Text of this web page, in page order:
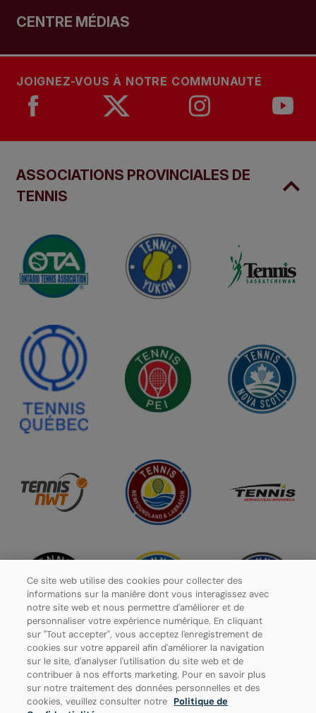
CENTRE MÉDIAS
JOIGNEZ-VOUS À NOTRE COMMUNAUTÉ
ASSOCIATIONS PROVINCIALES DE
TENNIS
Politique de confidentialité
Paramètres des cookies
Ce site web utilise des cookies pour collecter des
informations sur la manière dont vous interagissez avec
notre site web et nous permettre d'améliorer et de
personnaliser votre expérience numérique. En cliquant
sur "Tout accepter", vous acceptez l'enregistrement de
cookies sur votre appareil afin d'améliorer la navigation
sur le site, d'analyser l'utilisation du site web et de
contribuer à nos efforts marketing. Pour en savoir plus
sur notre traitement des données personnelles et des
cookies, veuillez consulter notre Politique de